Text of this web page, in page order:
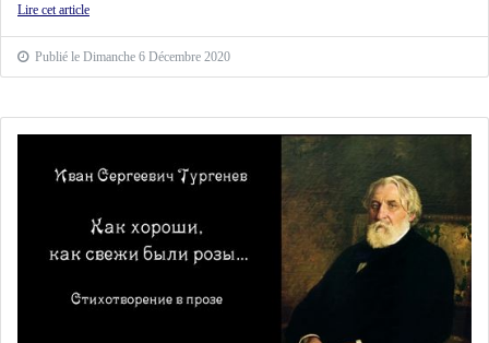
Lire cet article
Publié le Dimanche 6 Décembre 2020